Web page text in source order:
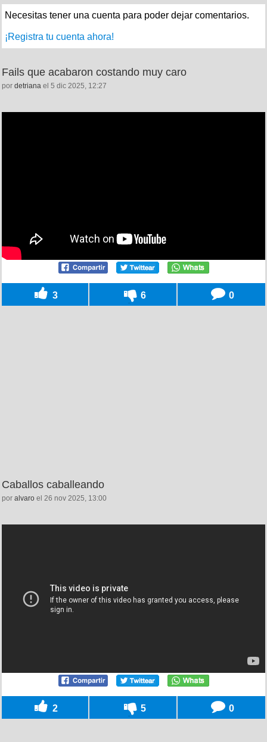
Necesitas tener una cuenta para poder dejar comentarios.
¡Registra tu cuenta ahora!
Fails que acabaron costando muy caro
por detriana el 5 dic 2025, 12:27
3 6 0
Caballos caballeando
por alvaro el 26 nov 2025, 13:00
2 5 0